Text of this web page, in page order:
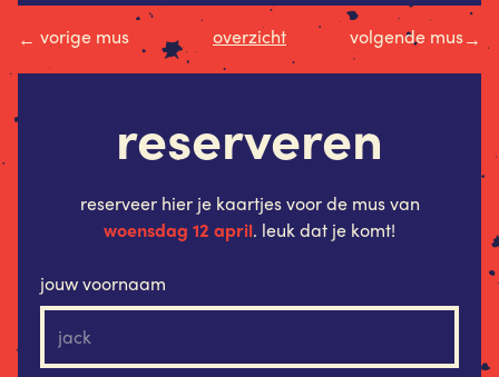
← vorige mus overzicht volgende mus→
reserveren
reserveer hier je kaartjes voor de mus van
woensdag 12 april. leuk dat je komt!
jouw voornaam